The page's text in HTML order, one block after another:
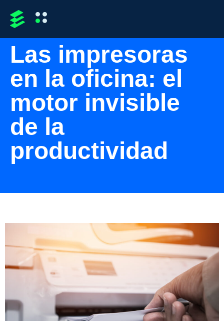
Las impresoras
en la oficina: el
motor invisible
de la
productividad